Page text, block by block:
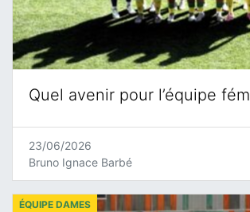
Quel avenir pour l’équipe
23/06/2026
Bruno Ignace Barbé
ÉQUIPE DAMES